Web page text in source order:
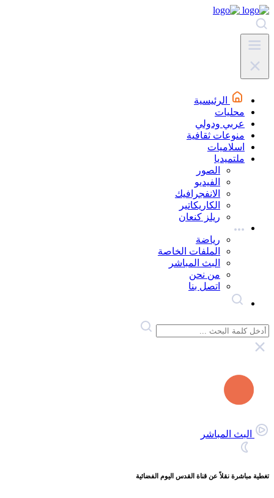
الرئيسية
محليات
عربي ودولي
منوعات ثقافية
اسلاميات
ملتميديا
الصور
الفيديو
الانفجرافيك
الكاريكاتير
ريلز كنعان
رياضة
الملفات الخاصة
البث المباشر
من نحن
اتصل بنا
البث المباشر
تغطية مباشرة نقلاً عن قناة القدس اليوم الفضائية